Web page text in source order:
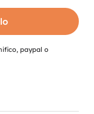
paypal o